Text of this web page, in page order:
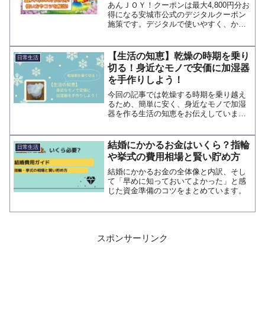
あんＪＯＹ！クーポンは最大4,800円分お
得になる安城市公式のデジタルクーポン
施策です。デジタルで使いやすく、かつ
抑制できます。LINE登録だけで簡単に利
用できるので、ぜひ活用してみてくださ
い。
日常生活
【生活の知恵】乾燥の時期を乗り
切る！身近なモノで安価に加湿器
を手作りしよう！
今回の記事では乾燥する時期を乗り越え
るため、簡単に安く、身近なモノで加湿
器を作る生活の知恵をお伝えしていま
ストで伝えています。
日常生活
結婚にかかるお金はいくら？指輪
や挙式の費用相場と賢い貯め方
結婚にかかるお金の全体像と内訳、そし
て「早めに知っておいてよかった」と感
じた資金準備のコツをまとめています。
スポンサーリンク